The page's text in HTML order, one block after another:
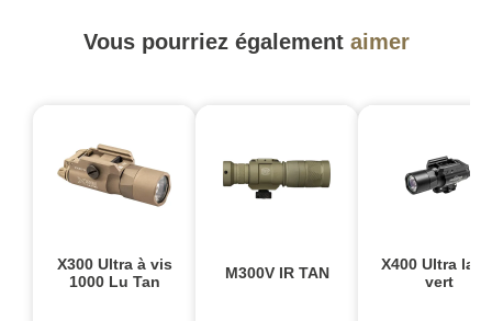
Vous pourriez également aimer
X300 Ultra à vis
1000 Lu Tan
M300V IR TAN
X400 Ultra
vert